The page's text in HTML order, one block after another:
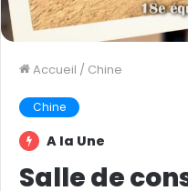
Accueil / Chine
Chine
A la Une
Salle de